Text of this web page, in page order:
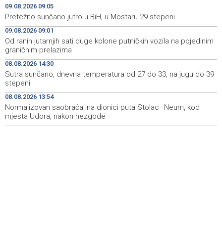
19:20
FBiH lacks consolidated data on withdrawn and
destroyed meat, 40 violations found
19:00 Najave događaja za 10. 8. 2026. godine (ponedjeljak)
18:45
Ballian: Unjustified tree cutting is making Sarajevo
increasingly hot
18:40
U Sarajevu održani skokovi u vodu Bentbaša Cliff Diving
2026.
09.08.2026 09:05
Pretežno sunčano jutro u BiH, u Mostaru 29 stepeni
09.08.2026 09:01
Od ranih jutarnjih sati duge kolone putničkih vozila na pojedinim
graničnim prelazima
08.08.2026 14:30
Sutra sunčano, dnevna temperatura od 27 do 33, na jugu do 39
stepeni
08.08.2026 13:54
Normalizovan saobraćaj na dionici puta Stolac–Neum, kod
mjesta Udora, nakon nezgode